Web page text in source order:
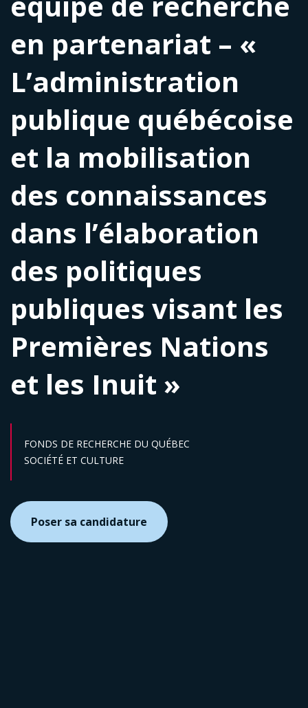
en partenariat – «
L’administration
publique québécoise
et la mobilisation
des connaissances
dans l’élaboration
des politiques
publiques visant les
Premières Nations
et les Inuit »
FONDS DE RECHERCHE DU QUÉBEC
Secteur :
SOCIÉTÉ ET CULTURE
Poser sa candidature